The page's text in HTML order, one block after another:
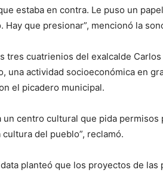
estaba en contra. Le puso un
Hay que presionar”, mencionó la
tres cuatrienios del exalcalde
una actividad socioeconómica en
el picadero municipal.
un centro cultural que pida
del pueblo”, reclamó.
planteó que los proyectos de